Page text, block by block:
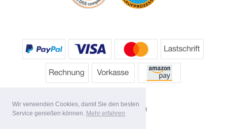
Wir verwenden Cookies, damit Sie den besten
Service genießen können. Mehr erfahren